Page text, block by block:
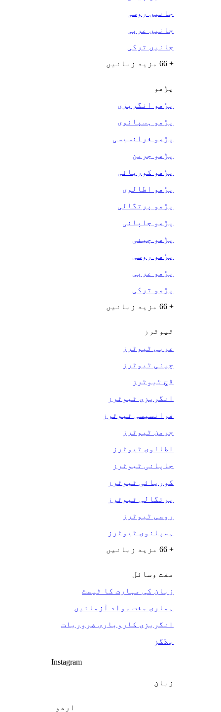
جانیں روسی
جانیں عربی
جانیں ترکی
+ 66 مزید زبانیں
پڑھو
پڑھو انگریزی
پڑھو ہسپانوی
پڑھو فرانسیسی
پڑھو جرمن
پڑھو کوریائی
پڑھو اطالوی
پڑھو پرتگالی
پڑھو جاپانی
پڑھو چینی
پڑھو روسی
پڑھو عربی
پڑھو ترکی
+ 66 مزید زبانیں
ٹیوٹرز
عربی ٹیوٹرز
چینی ٹیوٹرز
ڈچ ٹیوٹرز
انگریزی ٹیوٹرز
فرانسیسی ٹیوٹرز
جرمن ٹیوٹرز
اطالوی ٹیوٹرز
جاپانی ٹیوٹرز
کوریائی ٹیوٹرز
پرتگالی ٹیوٹرز
روسی ٹیوٹرز
ہسپانوی ٹیوٹرز
+ 66 مزید زبانیں
مفت وسائل
زبان کی مہارت کا ٹیسٹ
ہماری مفت مواد آزمائیں
انگریزی کاروباری ضروریات
بلاگز
Instagram
زبان
اردو